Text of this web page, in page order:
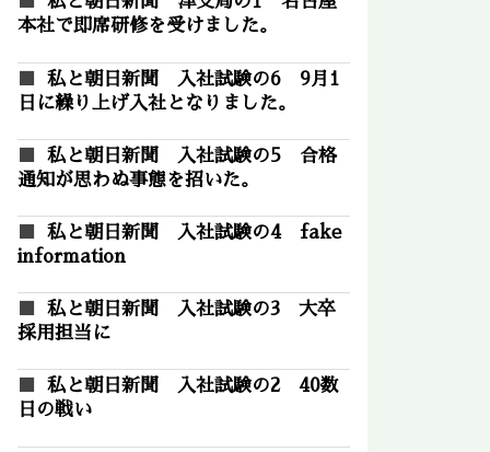
本社で即席研修を受けました。
私と朝日新聞 入社試験の6 9月1
日に繰り上げ入社となりました。
私と朝日新聞 入社試験の5 合格
通知が思わぬ事態を招いた。
私と朝日新聞 入社試験の4 fake
information
私と朝日新聞 入社試験の3 大卒
採用担当に
私と朝日新聞 入社試験の2 40数
日の戦い